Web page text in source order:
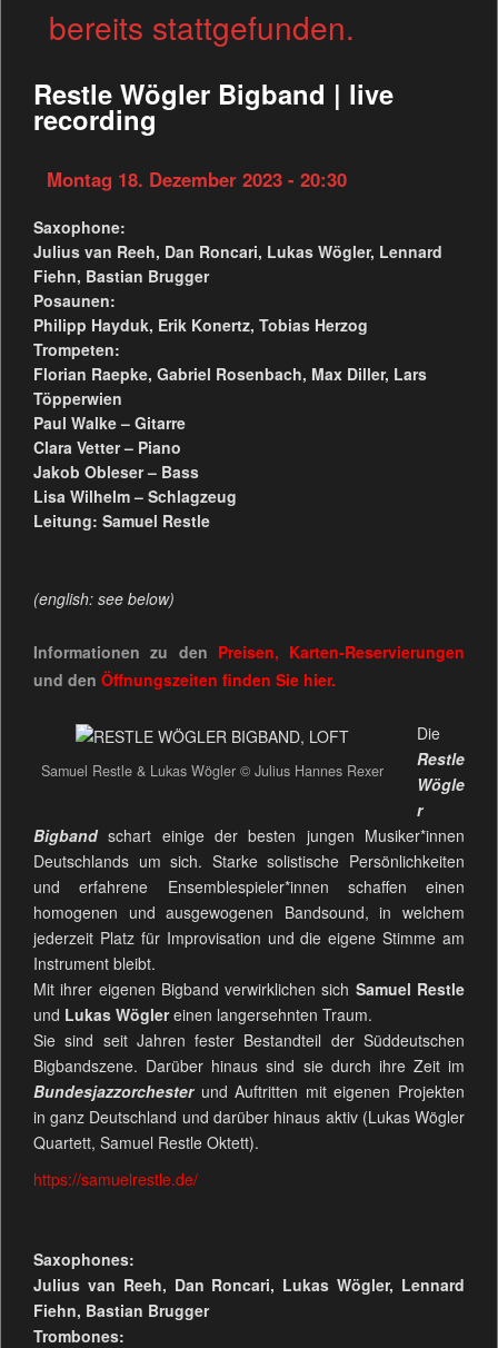
bereits stattgefunden.
Restle Wögler Bigband | live
recording
Montag 18. Dezember 2023 - 20:30
Saxophone:
Julius van Reeh, Dan Roncari, Lukas Wögler, Lennard
Fiehn, Bastian Brugger
Posaunen:
Philipp Hayduk, Erik Konertz, Tobias Herzog
Trompeten:
Florian Raepke, Gabriel Rosenbach, Max Diller, Lars
Töpperwien
Paul Walke – Gitarre
Clara Vetter – Piano
Jakob Obleser – Bass
Lisa Wilhelm – Schlagzeug
Leitung: Samuel Restle
(english: see below)
Informationen zu den Preisen, Karten-Reservierungen
und den Öffnungszeiten finden Sie hier.
Samuel Restle & Lukas Wögler © Julius Hannes Rexer
Die
Restle
Wögle
r
Bigband schart einige der besten jungen Musiker*innen
Deutschlands um sich. Starke solistische Persönlichkeiten
und erfahrene Ensemblespieler*innen schaffen einen
homogenen und ausgewogenen Bandsound, in welchem
jederzeit Platz für Improvisation und die eigene Stimme am
Instrument bleibt.
Mit ihrer eigenen Bigband verwirklichen sich Samuel Restle
und Lukas Wöglereinen langersehnten Traum.
Sie sind seit Jahren fester Bestandteil der Süddeutschen
Bigbandszene. Darüber hinaus sind sie durch ihre Zeit im
Bundesjazzorchester und Auftritten mit eigenen Projekten
in ganz Deutschland und darüber hinaus aktiv (Lukas Wögler
Quartett, Samuel Restle Oktett).
https://samuelrestle.de/
Saxophones:
Julius van Reeh, Dan Roncari, Lukas Wögler, Lennard
Fiehn, Bastian Brugger
Trombones: